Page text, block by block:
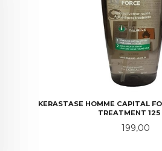
KERASTASE HOMME CAPITAL
TREATMENT 125
Pris
199,00